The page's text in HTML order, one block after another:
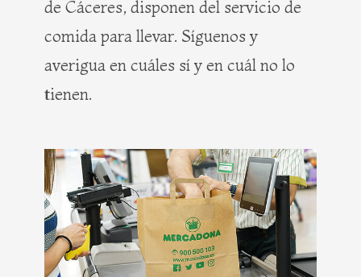
de Cáceres, disponen del servicio de
comida para llevar. Síguenos y
averigua en cuáles sí y en cuál no lo
tienen.